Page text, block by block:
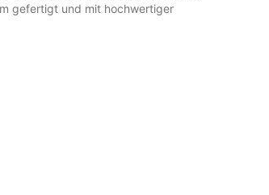
gefertigt und mit hochwertiger